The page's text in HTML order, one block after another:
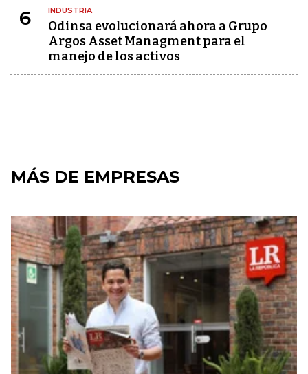
6 INDUSTRIA
Odinsa evolucionará ahora a Grupo
Argos Asset Managment para el
manejo de los activos
MÁS DE EMPRESAS